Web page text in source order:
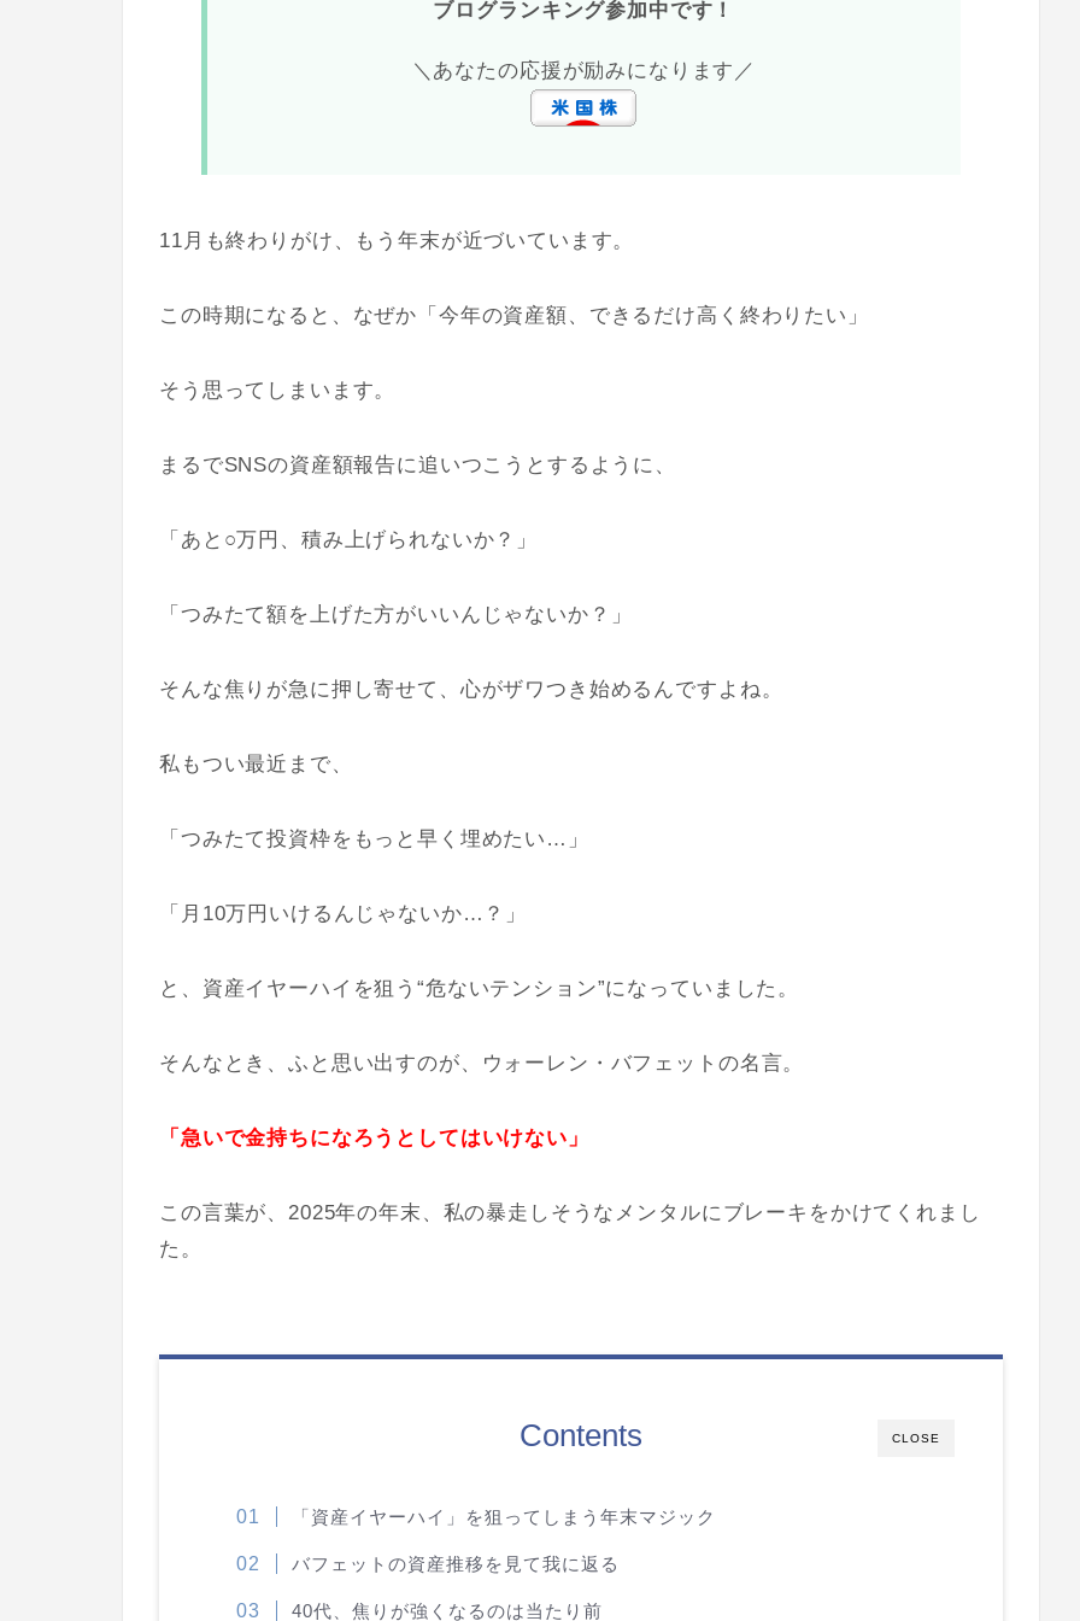
ブログランキング参加中です！
＼あなたの応援が励みになります／
11月も終わりがけ、もう年末が近づいています。
この時期になると、なぜか「今年の資産額、できるだけ高く終わりたい」
そう思ってしまいます。
まるでSNSの資産額報告に追いつこうとするように、
「あと○万円、積み上げられないか？」
「つみたて額を上げた方がいいんじゃないか？」
そんな焦りが急に押し寄せて、心がザワつき始めるんですよね。
私もつい最近まで、
「つみたて投資枠をもっと早く埋めたい…」
「月10万円いけるんじゃないか…？」
と、資産イヤーハイを狙う“危ないテンション”になっていました。
そんなとき、ふと思い出すのが、ウォーレン・バフェットの名言。
「急いで金持ちになろうとしてはいけない」
この言葉が、2025年の年末、私の暴走しそうなメンタルにブレーキをかけてくれまし
た。
CLOSE
Contents
「資産イヤーハイ」を狙ってしまう年末マジック
バフェットの資産推移を見て我に返る
40代、焦りが強くなるのは当たり前